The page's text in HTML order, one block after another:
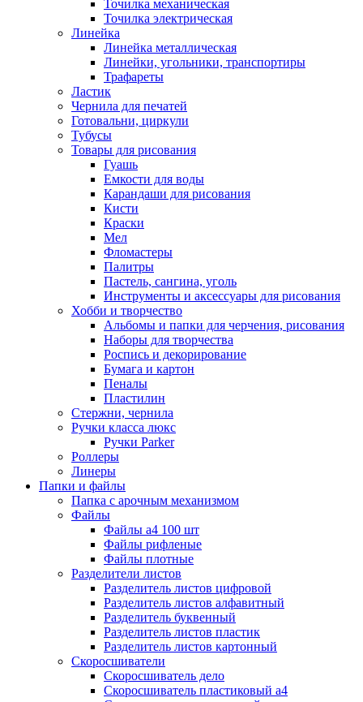
Точилка механическая
Точилка электрическая
Линейка
Линейка металлическая
Линейки, угольники, транспортиры
Трафареты
Ластик
Чернила для печатей
Готовальни, циркули
Тубусы
Товары для рисования
Гуашь
Емкости для воды
Карандаши для рисования
Кисти
Краски
Мел
Фломастеры
Палитры
Пастель, сангина, уголь
Инструменты и аксессуары для рисования
Хобби и творчество
Альбомы и папки для черчения, рисования
Наборы для творчества
Роспись и декорирование
Бумага и картон
Пеналы
Пластилин
Стержни, чернила
Ручки класса люкс
Ручки Parker
Роллеры
Линеры
Папки и файлы
Папка с арочным механизмом
Файлы
Файлы а4 100 шт
Файлы рифленые
Файлы плотные
Разделители листов
Разделитель листов цифровой
Разделитель листов алфавитный
Разделитель буквенный
Разделитель листов пластик
Разделитель листов картонный
Скоросшиватели
Скоросшиватель дело
Скоросшиватель пластиковый а4